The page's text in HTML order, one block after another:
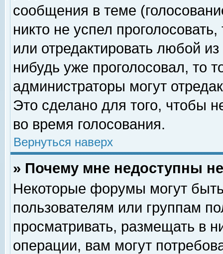
сообщения в теме
никто не успел
или отредактировать любой
нибудь уже проголосовал, то
администраторы могут
Это сделано для того, чтобы
во время голосования.
Вернуться наверх
» Почему мне недоступны
Некоторые форумы могут
пользователям или группам
просматривать, размещать в
операции, вам могут